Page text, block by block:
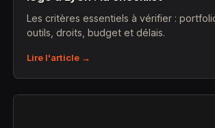
Les critères essentiels à vérifier :
outils, droits, budget et délais.
Lire l'article →